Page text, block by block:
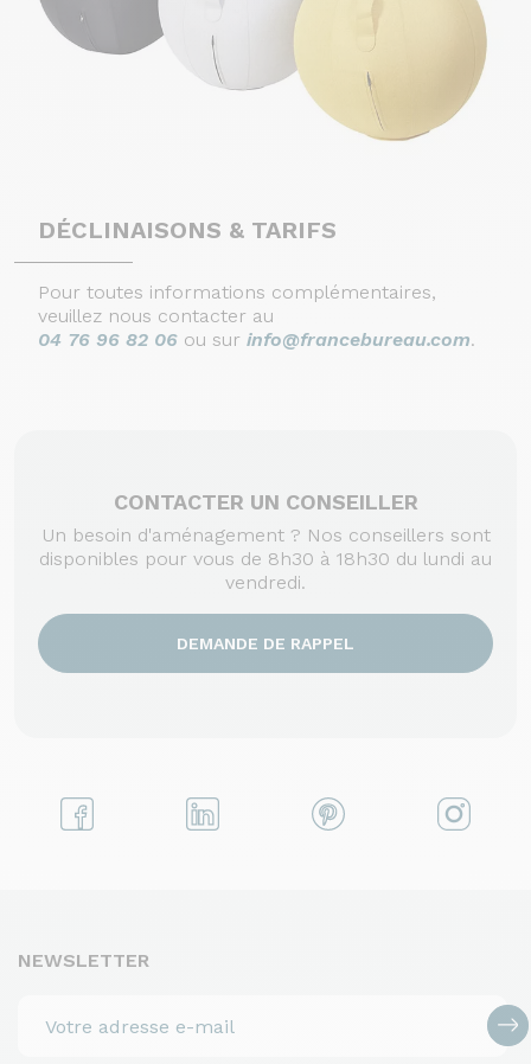
DÉCLINAISONS & TARIFS
Pour toutes informations complémentaires,
veuillez nous contacter au
04 76 96 82 06 ou sur info@francebureau.com.
CONTACTER UN CONSEILLER
Un besoin d'aménagement ? Nos conseillers sont
disponibles pour vous de 8h30 à 18h30 du lundi au
vendredi.
DEMANDE DE RAPPEL
NEWSLETTER